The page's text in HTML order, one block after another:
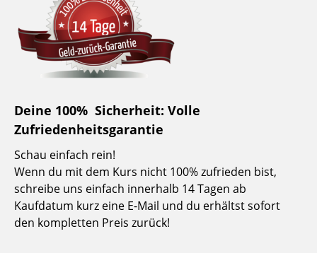
Deine 100% Sicherheit: Volle
Zufriedenheitsgarantie
Schau einfach rein!
Wenn du mit dem Kurs nicht 100% zufrieden bist,
schreibe uns einfach innerhalb 14 Tagen ab
Kaufdatum kurz eine E-Mail und du erhältst sofort
den kompletten Preis zurück!